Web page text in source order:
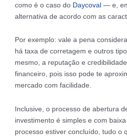
como é o caso do Daycoval — e,
alternativa de acordo com as
Por exemplo: vale a pena
há taxa de corretagem e outros
mesmo, a reputação e
financeiro, pois isso pode te
mercado com facilidade.
Inclusive, o processo de abertura
investimento é simples e com
processo estiver concluído, tudo o